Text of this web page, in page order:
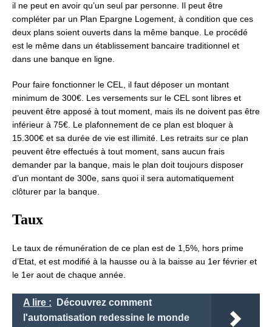
il ne peut en avoir qu’un seul par personne. Il peut être
compléter par un Plan Epargne Logement, à condition que ces
deux plans soient ouverts dans la même banque. Le procédé
est le même dans un établissement bancaire traditionnel et
dans une banque en ligne.
Pour faire fonctionner le CEL, il faut déposer un montant
minimum de 300€. Les versements sur le CEL sont libres et
peuvent être apposé à tout moment, mais ils ne doivent pas être
inférieur à 75€. Le plafonnement de ce plan est bloquer à
15.300€ et sa durée de vie est illimité. Les retraits sur ce plan
peuvent être effectués à tout moment, sans aucun frais
demander par la banque, mais le plan doit toujours disposer
d’un montant de 300e, sans quoi il sera automatiquement
clôturer par la banque.
Taux
Le taux de rémunération de ce plan est de 1,5%, hors prime
d’Etat, et est modifié à la hausse ou à la baisse au 1er février et
le 1er aout de chaque année.
A lire :
Découvrez comment
l'automatisation redessine le monde